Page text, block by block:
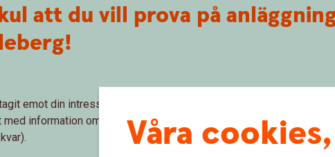
att du vill prova på
emot din intresseansmälan. Du kommer att få ett mail till den
med information om hur du aktiverar dagskorten (förutsatt att det
Våra